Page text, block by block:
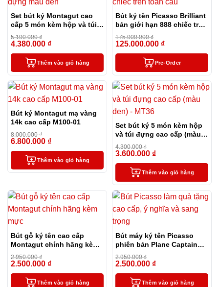
Set bút ký Montagut cao
cấp 5 món kèm hộp và túi
đựng màu đen
5.100.000₫
4.380.000 ₫
Thêm vào giỏ hàng
Bút ký tên Picasso Brilliant
bản giới hạn 888 chiếc trên
toàn cầu
175.000.000₫
125.000.000 ₫
Pre-Order
Bút ký Montagut mạ vàng
14k cao cấp M100-01
8.000.000₫
6.800.000 ₫
Thêm vào giỏ hàng
Set bút ký 5 món kèm hộp
và túi đựng cao cấp (màu
đen) – MT36
4.300.000₫
3.600.000 ₫
Thêm vào giỏ hàng
Bút gỗ ký tên cao cấp
Montagut chính hãng kèm
mực
2.950.000₫
2.500.000 ₫
Thêm vào giỏ hàng
Bút máy ký tên Picasso
phiên bản Plane Captain
đặc biệt
2.950.000₫
2.500.000 ₫
Thêm vào giỏ hàng